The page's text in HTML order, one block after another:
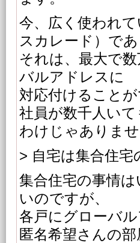
今、広く使われ
スカレード）であ
それは、最大で
バルアドレスに
対応付けることが
社員が数千人い
わけじゃありませ
> 自宅は集合住宅
集合住宅の事情
いのですが、
各戸にグローバ
匿名希望さんの